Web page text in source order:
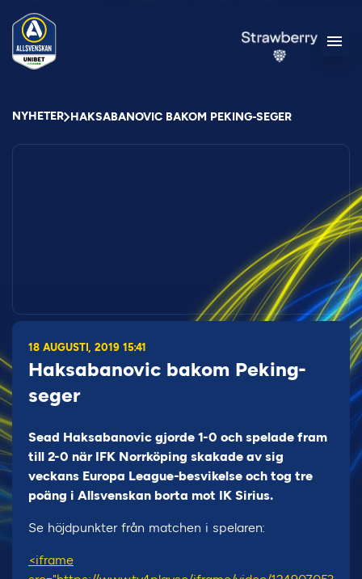
NYHETER HAKSABANOVIC BAKOM PEKING-SEGER
18 AUGUSTI, 2019 15:41
Haksabanovic bakom Peking-
seger
Sead Haksabanovic gjorde 1-0 och spelade fram
till 2-0 när IFK Norrköping skakade av sig
veckans Europa League-besvikelse och tog tre
poäng i Allsvenskan borta mot IK Sirius.
Se höjdpunkter från matchen i spelaren:
<iframe